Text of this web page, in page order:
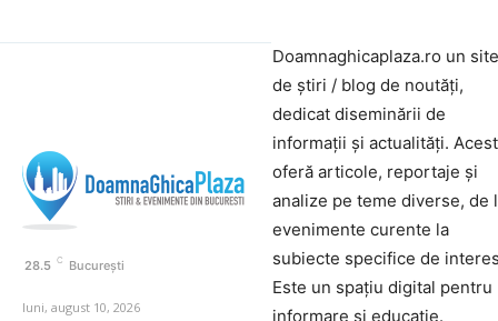
28.5 C București
luni, august 10, 2026
Doamnaghicaplaza.ro un site
de știri / blog de noutăți,
dedicat diseminării de
informații și actualități.
oferă articole, reportaje și
analize pe teme diverse, de
evenimente curente la
subiecte specifice de
Este un spațiu digital pentru
informare și educație.